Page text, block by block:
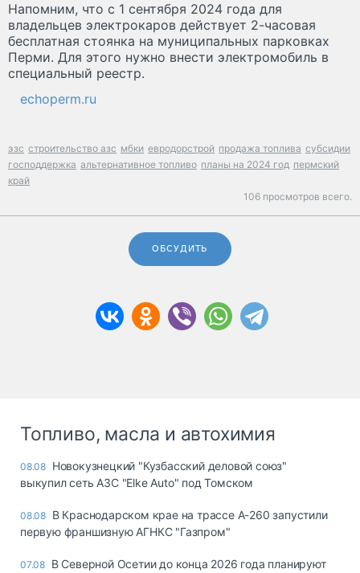
Напомним, что с 1 сентября 2024 года для
владельцев электрокаров действует 2-часовая
бесплатная стоянка на муниципальных парковках
Перми. Для этого нужно внести электромобиль в
специальный реестр.
echoperm.ru
эзс строительство азс мбки евродорстрой продажа топлива субсидии
господдержка альтернативное топливо планы на 2024 год пермский
край
106 просмотров всего.
ОБСУДИТЬ
Топливо, масла и автохимия
08.08 Новокузнецкий "Кузбасский деловой союз"
выкупил сеть АЗС "Elke Auto" под Томском
08.08 В Краснодарском крае на трассе А-260 запустили
первую франшизную АГНКС "Газпром"
07.08 В Северной Осетии до конца 2026 года планируют